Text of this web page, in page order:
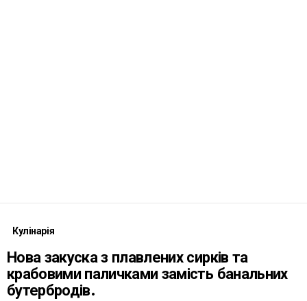
Кулінарія
Нова закуска з плавлених сирків та
крабовими паличками замість банальних
бутербродів.